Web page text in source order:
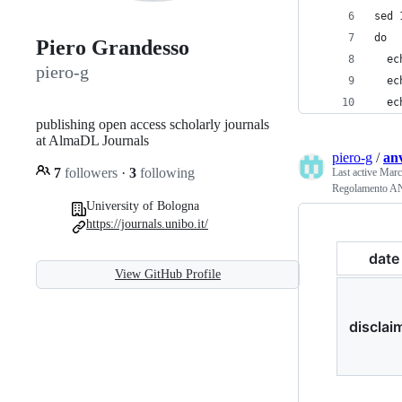
Piero Grandesso
piero-g
publishing open access scholarly journals
at AlmaDL Journals
7 followers · 3 following
University of Bologna
https://journals.unibo.it/
View GitHub Profile
sed
do
piero-g /
Last active
Regolamento
date